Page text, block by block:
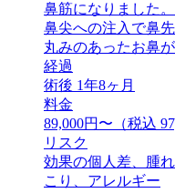
鼻筋になりました
鼻尖への注入で鼻
丸みのあったお
経過
術後 1年8ヶ月
料金
89,000円〜（税込
リスク
効果の個人差、腫
こり、アレルギー